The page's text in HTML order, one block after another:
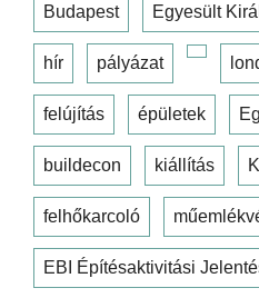
Budapest Egyesült
hír pályázat
felújítás épületek
buildecon kiállítás
felhőkarcoló
EBI Építésaktivitási